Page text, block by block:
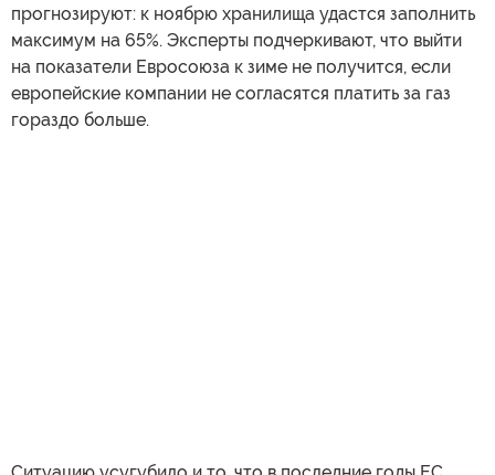
прогнозируют: к ноябрю хранилища удастся заполнить
максимум на 65%. Эксперты подчеркивают, что выйти
на показатели Евросоюза к зиме не получится, если
европейские компании не согласятся платить за газ
гораздо больше.